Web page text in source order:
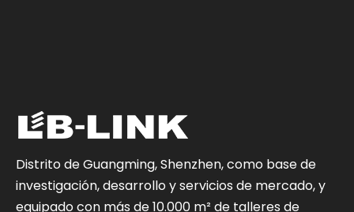
Distrito de Guangming, Shenzhen, como base de
investigación, desarrollo y servicios de mercado, y
equipado con más de 10.000 m² de talleres de